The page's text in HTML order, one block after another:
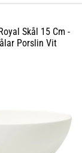
Skål 15 Cm -
Porslin Vit